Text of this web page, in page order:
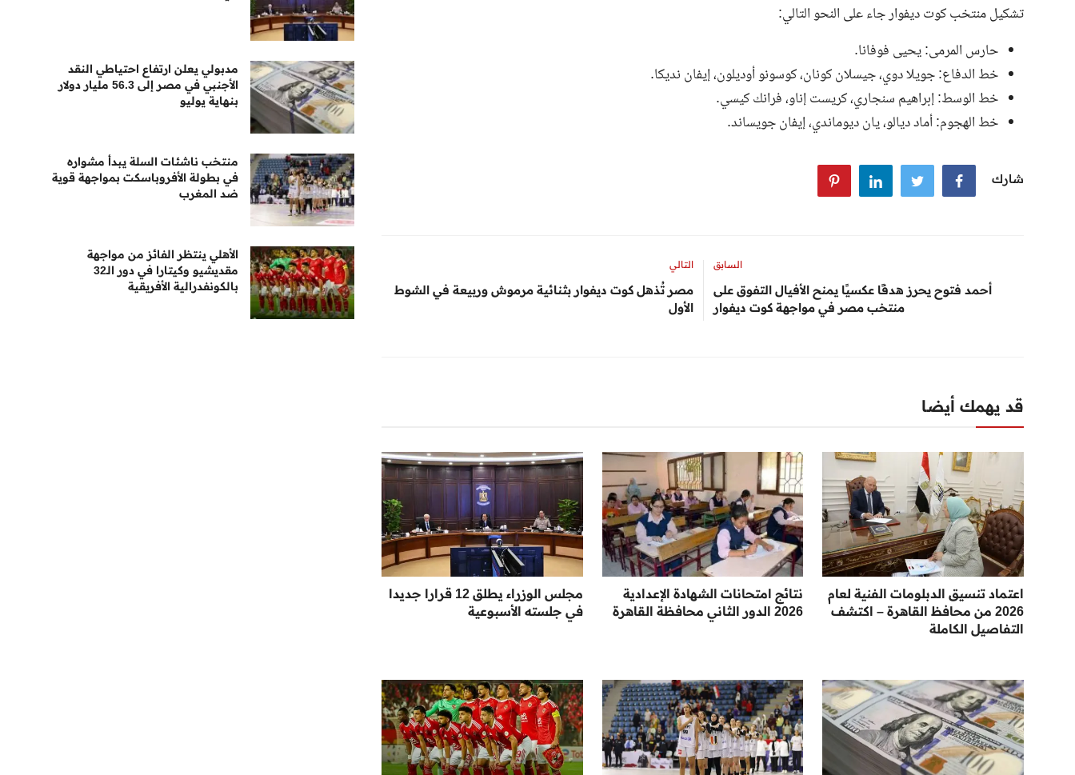
تشكيل منتخب كوت ديفوار جاء على النحو التالي:
حارس المرمى: يحيى فوفانا.
خط الدفاع: جويلا دوي، جيسلان كونان، كوسونو أوديلون، إيفان نديكا.
خط الوسط: إبراهيم سنجاري، كريست إناو، فرانك كيسي.
خط الهجوم: أماد ديالو، يان ديوماندي، إيفان جويساند.
شارك
السابق
أحمد فتوح يحرز هدفًا عكسيًا يمنح الأفيال التفوق على
منتخب مصر في مواجهة كوت ديفوار
التالي
مصر تُذهل كوت ديفوار بثنائية مرموش وربيعة في الشوط
الأول
قد يهمك أيضا
اعتماد تنسيق الدبلومات الفنية لعام
2026 من محافظ القاهرة – اكتشف
التفاصيل الكاملة
نتائج امتحانات الشهادة الإعدادية
2026 الدور الثاني محافظة القاهرة
مجلس الوزراء يطلق 12 قرارا جديدا
في جلسته الأسبوعية
مدبولي يعلن ارتفاع احتياطي النقد
الأجنبي في مصر إلى 56.3 مليار دولار
بنهاية يوليو
منتخب ناشئات السلة يبدأ مشواره
في بطولة الأفروباسكت بمواجهة قوية
ضد المغرب
الأهلي ينتظر الفائز من مواجهة
مقديشيو وكيتارا في دور الـ32
بالكونفدرالية الأفريقية